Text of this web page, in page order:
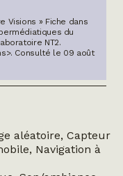
Visions » Fiche dans
du
NT2.
. Consulté le 09 août
aléatoire, Capteur
Navigation à